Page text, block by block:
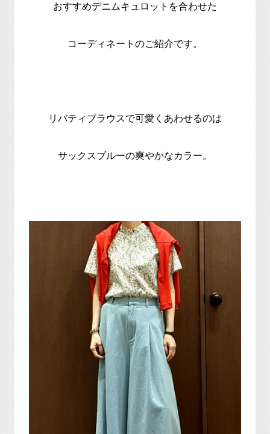
おすすめデニムキュロットを合わせた
コーディネートのご紹介です。
リバティブラウスで可愛くあわせるのは
サックスブルーの爽やかなカラー。